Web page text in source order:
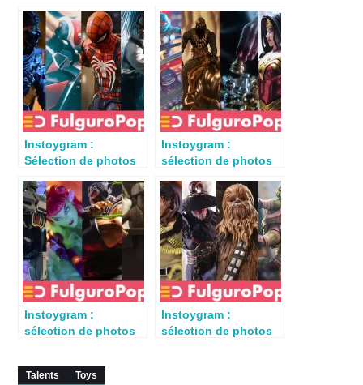
Instoygram :
Sélection de photos
décembre 2023
Instoygram :
sélection de photos
2024
Instoygram :
sélection de photos
Instoygram :
sélection de photos
Talents Toys